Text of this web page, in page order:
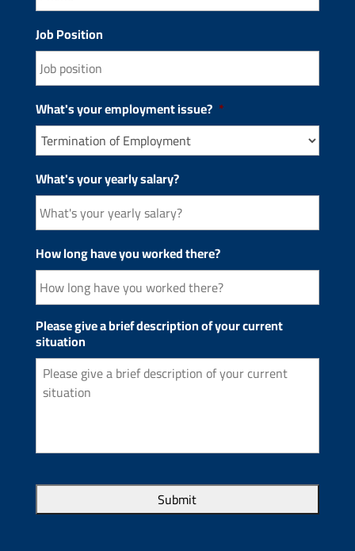
Job Position
What's your employment issue? *
What's your yearly salary?
How long have you worked there?
Please give a brief description of your current
situation